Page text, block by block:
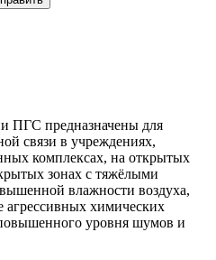
ПГС предназначены для
связи в учреждениях,
комплексах, на открытых
зонах с тяжёлыми
влажности воздуха,
химических
уровня шумов и